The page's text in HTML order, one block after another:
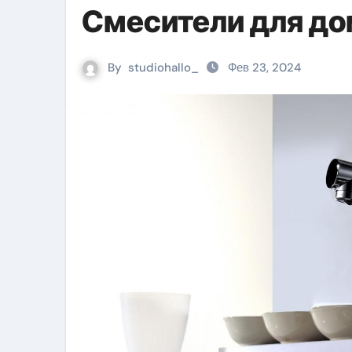
Смесители для
By studiohallo_ Фев 23, 2024